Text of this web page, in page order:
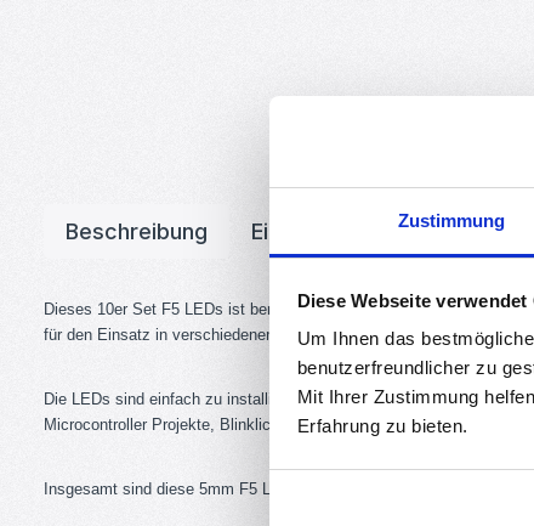
Zustimmung
Diese Webseite verwendet
Um Ihnen das
benutzerfreundlicher zu
Mit Ihrer Zustimmung
Erfahrung zu bieten.
Beschreibung Eigenschaften
Dieses 10er Set F5 LEDs ist bereits mit Vorwiderständen verkabelt,
für den Einsatz in verschiedenen Anwendungen macht, die eine
Die LEDs sind einfach zu installieren und können durch den
Microcontroller Projekte, Blinklichter, Leuchten und
Insgesamt sind diese 5mm F5 LEDs eine großartige Wahl für